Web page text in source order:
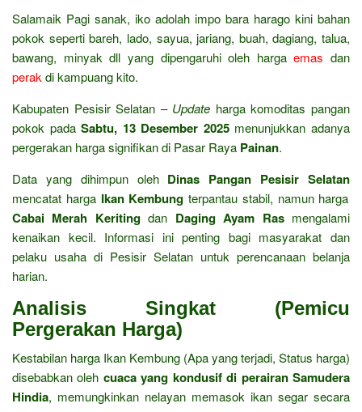
Salamaik Pagi sanak, iko adolah impo bara harago kini bahan
pokok seperti bareh, lado, sayua, jariang, buah, dagiang, talua,
bawang, minyak dll yang dipengaruhi oleh hargaemas dan
perak di kampuang kito.
Kabupaten Pesisir Selatan – Update harga komoditas pangan
pokok padaSabtu, 13 Desember 2025menunjukkan adanya
pergerakan harga signifikan di Pasar Raya Painan.
Data yang dihimpun oleh Dinas Pangan Pesisir Selatan
mencatat harga Ikan Kembung terpantau stabil, namun harga
Cabai Merah Keritingdan Daging Ayam Rasmengalami
kenaikan kecil. Informasi ini penting bagi masyarakat dan
pelaku usaha di Pesisir Selatan untuk perencanaan belanja
harian.
Analisis Singkat (Pemicu
Pergerakan Harga)
Kestabilan harga Ikan Kembung (Apa yang terjadi, Status harga)
disebabkan oleh cuaca yang kondusif di perairan Samudera
Hindia, memungkinkan nelayan memasok ikan segar secara